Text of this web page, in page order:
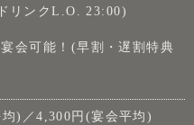
リンクL.O. 23:00)
会可能！(早割・遅割特典
)／4,300円(宴会平均)